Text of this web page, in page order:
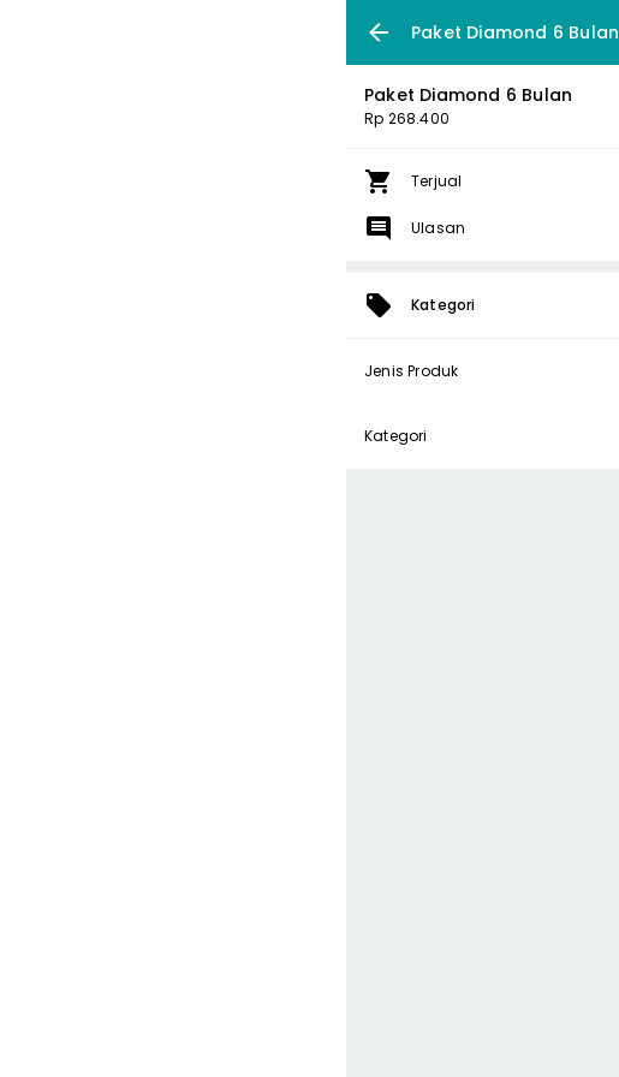
Paket Diamond 6 Bulan
Paket Diamond 6 Bulan
Rp 268.400
Terjual
Ulasan
Kategori
Jenis Produk
Kategori